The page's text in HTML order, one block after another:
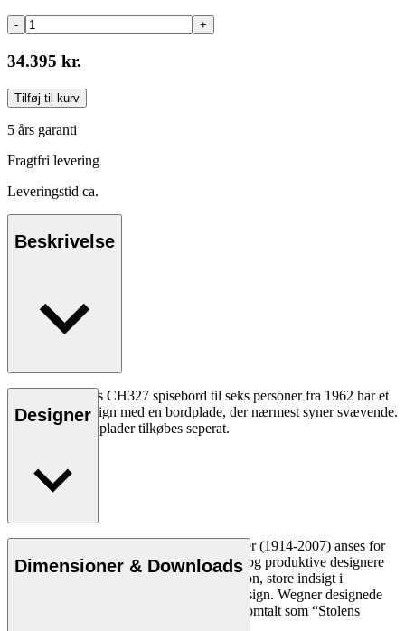
- +
34.395 kr.
Tilføj til kurv
5 års garanti
Fragtfri levering
Leveringstid ca.
Beskrivelse
Hans J. Wegners CH327 spisebord til seks personer fra 1962 har et
usædvanligt design med en bordplade, der nærmest syner svævende.
CH327T tillægsplader tilkøbes seperat.
Designer
Den danske møbeldesigner Hans J. Wegner (1914-2007) anses for
at være en af de mest kreative, innovative og produktive designere
nogensinde. Han var kendt for sin præcision, store indsigt i
håndværk og kompromisløse tilgang til design. Wegner designede
næsten 500 stole i sin levetid og blev ofte omtalt som “Stolens
Dimensioner & Downloads